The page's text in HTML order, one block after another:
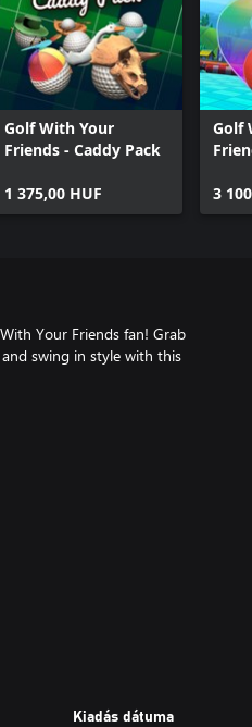
Golf With Your
Friends - Caddy Pack
1 375,00 HUF
Golf
3
Your Friends fan! Grab
swing in style with this
Kiadás dátuma